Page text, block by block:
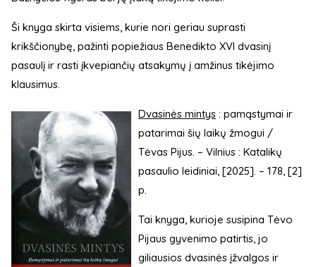
Ši knyga skirta visiems, kurie nori geriau suprasti
krikščionybę, pažinti popiežiaus Benedikto XVI dvasinį
pasaulį ir rasti įkvepiančių atsakymų į amžinus tikėjimo
klausimus.
Dvasinės mintys : pamąstymai ir
patarimai šių laikų žmogui /
Tėvas Pijus. – Vilnius : Katalikų
pasaulio leidiniai, [2025]. – 178, [2]
p.
Tai knyga, kurioje susipina Tėvo
Pijaus gyvenimo patirtis, jo
giliausios dvasinės įžvalgos ir